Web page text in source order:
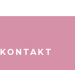
KONTAKT